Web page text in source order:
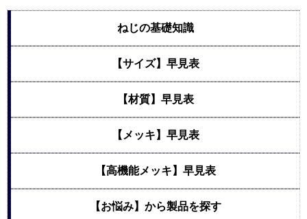
ねじの基礎知識
【サイズ】早見表
【材質】早見表
【メッキ】早見表
【高機能メッキ】早見表
【お悩み】から製品を探す